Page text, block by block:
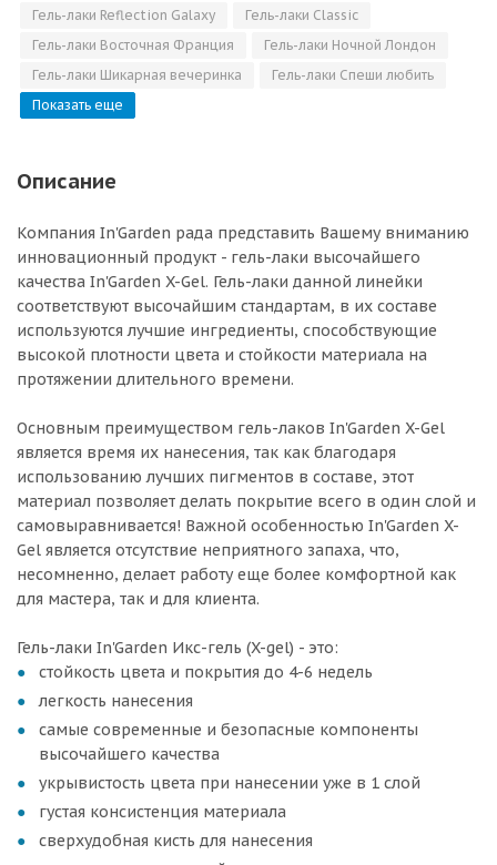
Гель-лаки Reflection Galaxy
Гель-лаки Classic
Гель-лаки Восточная Франция
Гель-лаки Ночной Лондон
Гель-лаки Шикарная вечеринка
Гель-лаки Спеши любить
Показать еще
Описание
Компания In'Garden рада представить Вашему вниманию
инновационный продукт - гель-лаки высочайшего
качества In'Garden X-Gel. Гель-лаки данной линейки
соответствуют высочайшим стандартам, в их составе
используются лучшие ингредиенты, способствующие
высокой плотности цвета и стойкости материала на
протяжении длительного времени.
Основным преимуществом гель-лаков In'Garden X-Gel
является время их нанесения, так как благодаря
использованию лучших пигментов в составе, этот
материал позволяет делать покрытие всего в один слой и
самовыравнивается! Важной особенностью In'Garden X-
Gel является отсутствие неприятного запаха, что,
несомненно, делает работу еще более комфортной как
для мастера, так и для клиента.
Гель-лаки In'Garden Икс-гель (X-gel) - это:
стойкость цвета и покрытия до 4-6 недель
легкость нанесения
самые современные и безопасные компоненты
высочайшего качества
укрывистость цвета при нанесении уже в 1 слой
густая консистенция материала
сверхудобная кисть для нанесения